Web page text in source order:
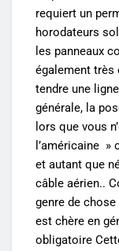
requiert un
horodateurs
les panneaux
également très
tendre une
générale, la
lors que vous
l’américaine »
et autant que
câble aérien..
genre de
est chère en
obligatoire